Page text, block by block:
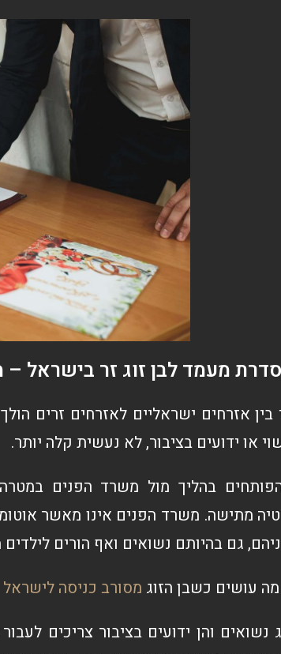
מעמד לבן זוג זר בישראל –
בין אזרחים ישראליים לאזרחים זרים
או ידועים בציבור, לא נעשית קלה יותר.
בהליך מול משרד הפנים
מתישה. משרד הפנים אינו מאשר
גם בהיותם נשואים ואף הורים
עושים כשבן הזוג מסורב כניסה לישראל
נשואים והן ידועים בציבור צריכים